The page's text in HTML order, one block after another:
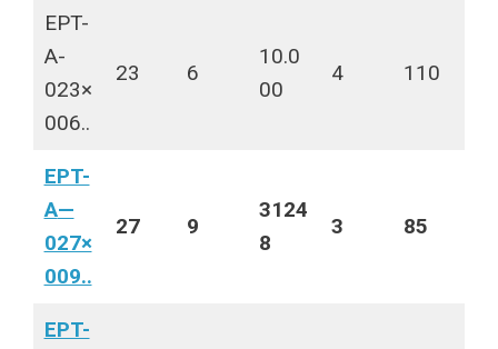
EPT-
A-
023×
006..
23 6
10.0
00
4 110
EPT-
A—
027×
009..
27 9
3124
8
3 85
EPT-